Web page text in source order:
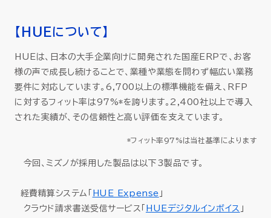
【HUEについて】
HUEは、日本の大手企業向けに開発された国産ERPで、お客
様の声で成長し続けることで、業種や業態を問わず幅広い業務
要件に対応しています。6,700以上の標準機能を備え、RFP
に対するフィット率は97%*を誇ります。2,400社以上で導入
された実績が、その信頼性と高い評価を支えています。
*フィット率97%は当社基準によります
今回、ミズノが採用した製品は以下3製品です。
経費精算システム「 HUE Expense 」
クラウド請求書送受信サービス「
HUEデジタルインボイス 」